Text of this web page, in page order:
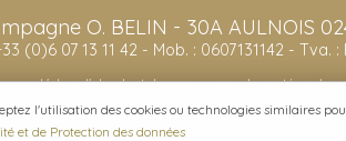
O. BELIN - 30A AULNOIS
(0)6 07 13 11 42 - Mob. : 0607131142 - Tva. :
- L'abus d'alcool est dangereux pour la santé,
l'utilisation des cookies ou technologies similaires
et de Protection des données